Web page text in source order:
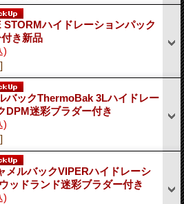
ハイドレーションパック
き新品
)
バックThermoBak 3Lハイドレー
DPM迷彩ブラダー付き
)
メルバックVIPERハイドレーシ
ッドランド迷彩ブラダー付き
)